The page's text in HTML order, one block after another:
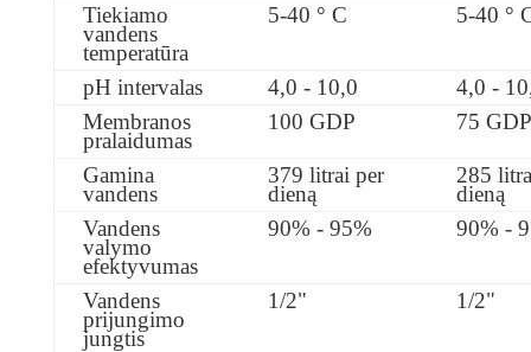
Tiekiamo
vandens
temperatūra
5-40 ° C 5-40 °
pH intervalas 4,0 - 10,0
4,0 -
Membranos
pralaidumas
100 GDP 75 GDP
Gamina
vandens
379 litrai per
dieną
285
dieną
Vandens
valymo
efektyvumas
90% - 95% 90% -
Vandens
prijungimo
jungtis
1/2" 1/2"